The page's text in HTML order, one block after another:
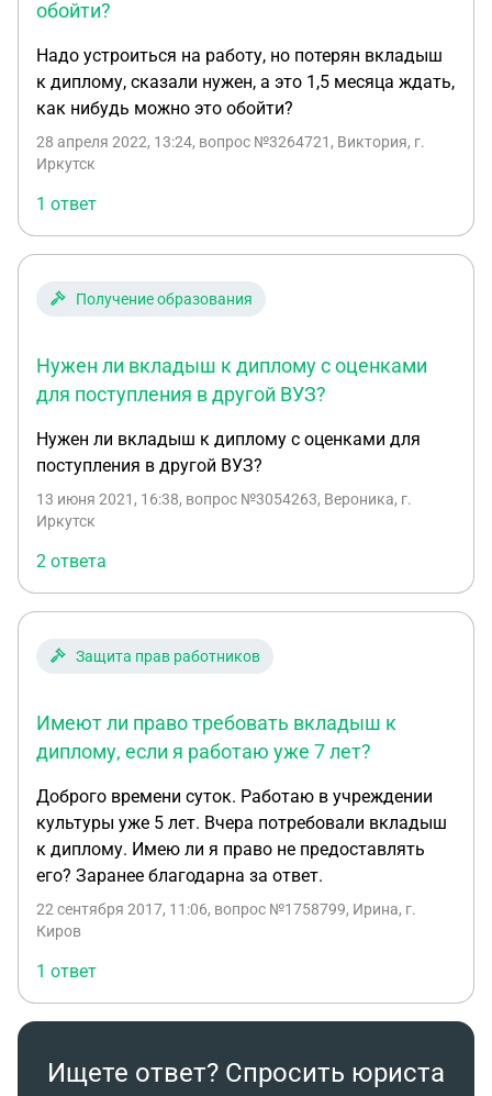
обойти?
Надо устроиться на работу, но потерян вкладыш
к диплому, сказали нужен, а это 1,5 месяца ждать,
как нибудь можно это обойти?
28 апреля 2022, 13:24, вопрос №3264721, Виктория, г.
Иркутск
1 ответ
Получение образования
Нужен ли вкладыш к диплому с оценками
для поступления в другой ВУЗ?
Нужен ли вкладыш к диплому с оценками для
поступления в другой ВУЗ?
13 июня 2021, 16:38, вопрос №3054263, Вероника, г.
Иркутск
2 ответа
Защита прав работников
Имеют ли право требовать вкладыш к
диплому, если я работаю уже 7 лет?
Доброго времени суток. Работаю в учреждении
культуры уже 5 лет. Вчера потребовали вкладыш
к диплому. Имею ли я право не предоставлять
его? Заранее благодарна за ответ.
22 сентября 2017, 11:06, вопрос №1758799, Ирина, г.
Киров
1 ответ
Ищете ответ? Спросить юриста